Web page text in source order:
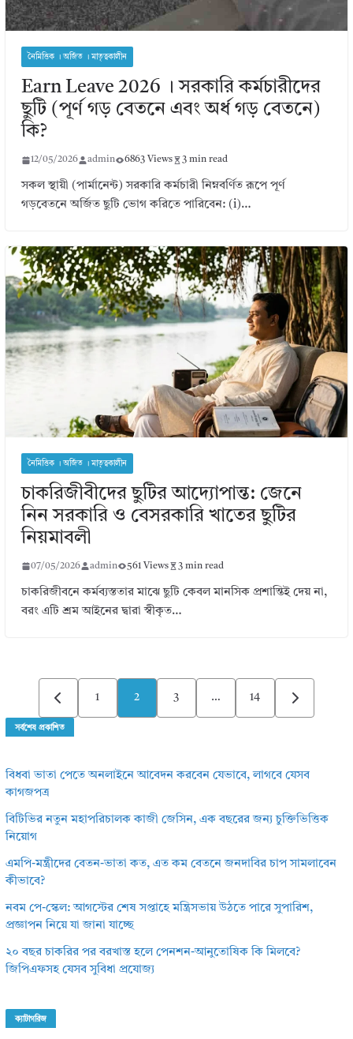
নৈমিত্তিক । অর্জিত । মাতৃত্বকালীন
Earn Leave 2026 । সরকারি কর্মচারীদের
ছুটি (পূর্ণ গড় বেতনে এবং অর্ধ গড় বেতনে)
কি?
12/05/2026 admin 6863 Views 3 min read
সকল স্থায়ী (পার্মানেন্ট) সরকারি কর্মচারী নিম্নবর্ণিত রূপে পূর্ণ
গড়বেতনে অর্জিত ছুটি ভোগ করিতে পারিবেন: (i)…
নৈমিত্তিক । অর্জিত । মাতৃত্বকালীন
চাকরিজীবীদের ছুটির আদ্যোপান্ত: জেনে
নিন সরকারি ও বেসরকারি খাতের ছুটির
নিয়মাবলী
07/05/2026 admin 561 Views 3 min read
চাকরিজীবনে কর্মব্যস্ততার মাঝে ছুটি কেবল মানসিক প্রশান্তিই দেয় না,
বরং এটি শ্রম আইনের দ্বারা স্বীকৃত…
pagination
1 2 3 … 14
সর্বশেষ প্রকাশিত
বিধবা ভাতা পেতে অনলাইনে আবেদন করবেন যেভাবে, লাগবে যেসব
কাগজপত্র
বিটিভির নতুন মহাপরিচালক কাজী জেসিন, এক বছরের জন্য চুক্তিভিত্তিক
নিয়োগ
এমপি-মন্ত্রীদের বেতন-ভাতা কত, এত কম বেতনে জনদাবির চাপ সামলাবেন
কীভাবে?
নবম পে-স্কেল: আগস্টের শেষ সপ্তাহে মন্ত্রিসভায় উঠতে পারে সুপারিশ,
প্রজ্ঞাপন নিয়ে যা জানা যাচ্ছে
২০ বছর চাকরির পর বরখাস্ত হলে পেনশন-আনুতোষিক কি মিলবে?
জিপিএফসহ যেসব সুবিধা প্রযোজ্য
ক্যাটাগরিজ